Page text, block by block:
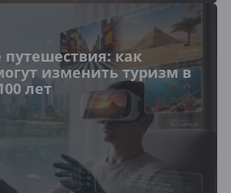
как
изменить туризм в
лет